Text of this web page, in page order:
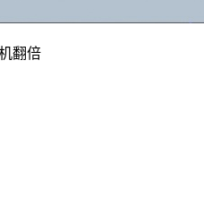
翻倍